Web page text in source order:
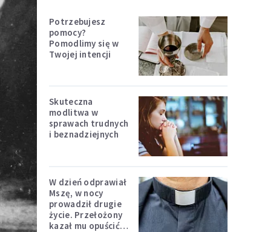
Potrzebujesz
pomocy?
Pomodlimy się w
Twojej intencji
Skuteczna
modlitwa w
sprawach trudnych
i beznadziejnych
W dzień odprawiał
Mszę, w nocy
prowadził drugie
życie. Przełożony
kazał mu opuścić